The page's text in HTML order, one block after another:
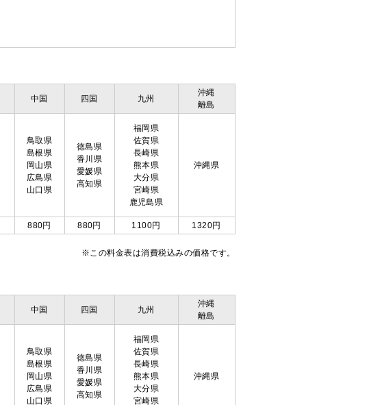
中国 四国 九州
沖縄
離島
鳥取県
島根県
岡山県
広島県
山口県
徳島県
香川県
愛媛県
高知県
福岡県
佐賀県
長崎県
熊本県
大分県
宮崎県
鹿児島県
沖縄県
880円 880円 1100円 1320円
※この料金表は消費税込みの価格です。
中国 四国 九州
沖縄
離島
鳥取県
島根県
岡山県
広島県
山口県
徳島県
香川県
愛媛県
高知県
福岡県
佐賀県
長崎県
熊本県
大分県
宮崎県
沖縄県